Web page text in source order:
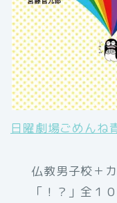
日曜劇場ごめん
仏教男子校＋
「！？」全１